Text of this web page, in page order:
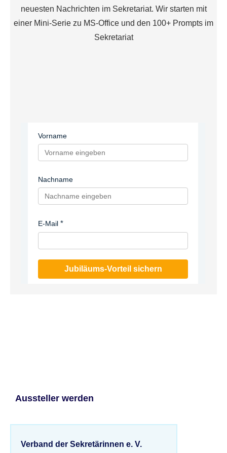
neuesten Nachrichten im Sekretariat. Wir starten mit
einer Mini-Serie zu MS-Office und den 100+ Prompts im
Sekretariat
Vorname
Nachname
E-Mail
Jubiläums-Vorteil sichern
Aussteller werden
Verband der Sekretärinnen e. V.